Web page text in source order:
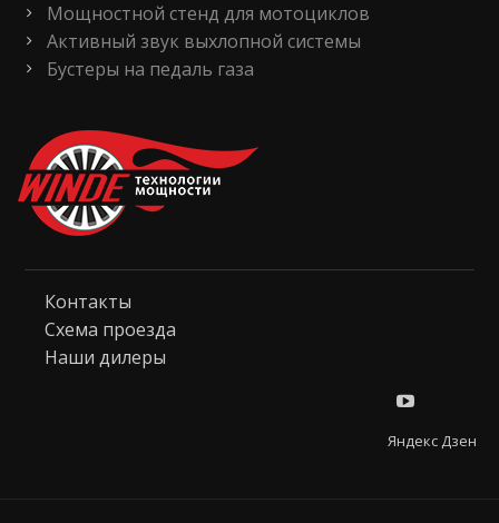
Мощностной стенд для мотоциклов
Активный звук выхлопной системы
Бустеры на педаль газа
Контакты
Схема проезда
Наши дилеры
Яндекс Дзен